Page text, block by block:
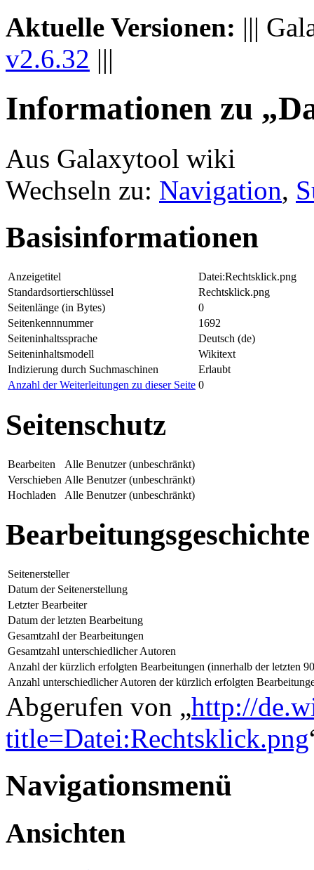
Aktuelle Versionen: |||
v2.6.32 |||
Informationen zu
Aus Galaxytool wiki
Wechseln zu: Navigation,
Basisinformationen
Anzeigetitel
Datei:Rechtsklick.png
Standardsortierschlüssel
Rechtsklick.png
Seitenlänge (in Bytes)
0
Seitenkennnummer
1692
Seiteninhaltssprache
Deutsch (de)
Seiteninhaltsmodell
Wikitext
Indizierung durch Suchmaschinen
Erlaubt
Anzahl der Weiterleitungen zu dieser Seite 0
Seitenschutz
Bearbeiten
Alle Benutzer (unbeschränkt)
Verschieben Alle Benutzer (unbeschränkt)
Hochladen
Alle Benutzer (unbeschränkt)
Bearbeitungsgeschichte
Seitenersteller
Datum der Seitenerstellung
Letzter Bearbeiter
Datum der letzten Bearbeitung
Gesamtzahl der Bearbeitungen
Gesamtzahl unterschiedlicher Autoren
Anzahl der kürzlich erfolgten Bearbeitungen (innerhalb der letzten
Anzahl unterschiedlicher Autoren der kürzlich erfolgten
Abgerufen von „http://
title=Datei:Rechtsklick.png
Navigationsmenü
Ansichten